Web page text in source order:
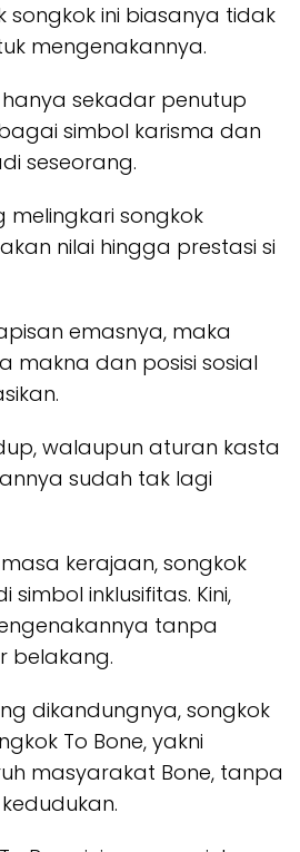
songkok ini biasanya tidak
mengenakannya.
hanya sekadar penutup
simbol karisma dan
seseorang.
melingkari songkok
nilai hingga prestasi si
emasnya, maka
makna dan posisi sosial
walaupun aturan kasta
sudah tak lagi
kerajaan, songkok
simbol inklusifitas. Kini,
tanpa
belakang.
dikandungnya, songkok
To Bone, yakni
masyarakat Bone, tanpa